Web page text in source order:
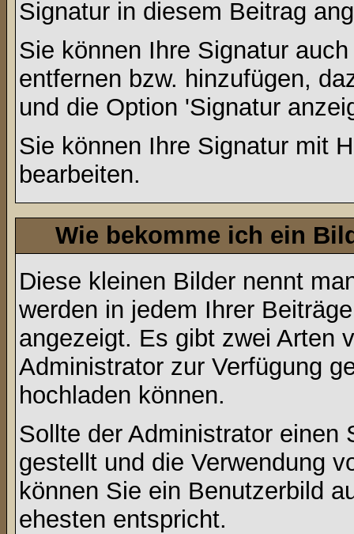
Signatur in diesem Beitrag
Sie können Ihre Signatur
entfernen bzw. hinzufügen,
und die Option 'Signatur
Sie können Ihre Signatur mit
bearbeiten.
Wie bekomme ich ein
Diese kleinen Bilder nennt
werden in jedem Ihrer
angezeigt. Es gibt zwei Arten
Administrator zur Verfügung
hochladen können.
Sollte der Administrator einen
gestellt und die Verwendung
können Sie ein Benutzerbild
ehesten entspricht.